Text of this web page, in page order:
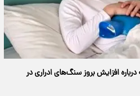
افزایش بروز سنگ‌های ادراری در